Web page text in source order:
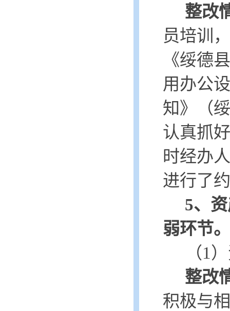
整改
员培训
《绥德
用办公
知》（
认真抓
时经办
进行了
5、
弱环节。
（1）
整改
积极与